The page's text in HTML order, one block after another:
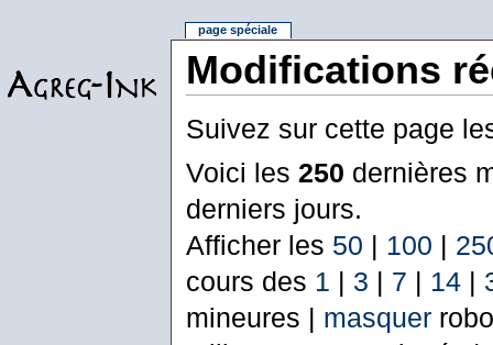
Modifications
Suivez sur cette page
Voici les 250 dernières
derniers jours.
Afficher les 50 | 100 |
cours des 1 | 3 | 7 | 14|
mineures | masquer
page spéciale